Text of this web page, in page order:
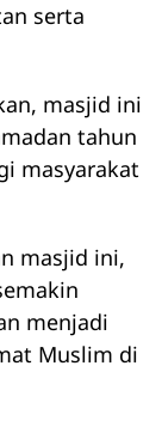
serta
masjid ini
tahun
masyarakat
masjid ini,
menjadi
Muslim di